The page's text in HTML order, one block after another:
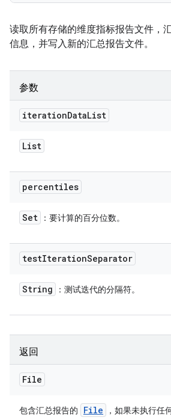
读取所有存储的维度指标报告文件，
信息，并写入新的汇总报告文件。
参数
iterationDataList
List
percentiles
Set ：要计算的百分位数。
testIterationSeparator
String ：测试迭代的分隔符。
返回
File
包含汇总报告的 File ，如果未执行任